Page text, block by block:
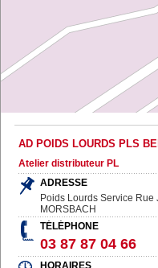
AD POIDS LOURDS PLS
Atelier distributeur PL
ADRESSE
Poids Lourds Service
MORSBACH
TÉLÉPHONE
03 87 87 04 66
HORAIRES